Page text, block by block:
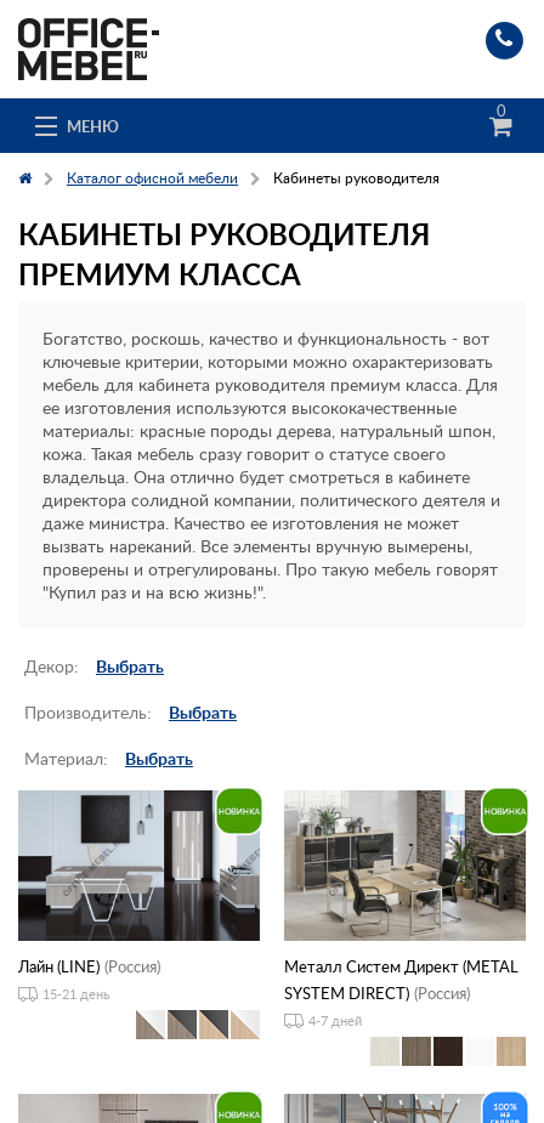
МЕНЮ
0
Каталог
Доставка и сборка
Гос. заказчикам
Клиенты
Заказ каталога
Контакты
Каталог офисной мебели Кабинеты руководителя
КАБИНЕТЫ РУКОВОДИТЕЛЯ
ПРЕМИУМ КЛАССА
Богатство, роскошь, качество и функциональность - вот
ключевые критерии, которыми можно охарактеризовать
мебель для кабинета руководителя премиум класса. Для
ее изготовления используются высококачественные
материалы: красные породы дерева, натуральный шпон,
кожа. Такая мебель сразу говорит о статусе своего
владельца. Она отлично будет смотреться в кабинете
директора солидной компании, политического деятеля и
даже министра. Качество ее изготовления не может
вызвать нареканий. Все элементы вручную вымерены,
проверены и отрегулированы. Про такую мебель говорят
"Купил раз и на всю жизнь!".
Декор:
Выбрать
Производитель:
Выбрать
Материал:
Выбрать
Лайн (LINE) (Россия)
15-21 день
Металл Систем Директ (METAL
SYSTEM DIRECT) (Россия)
4-7 дней